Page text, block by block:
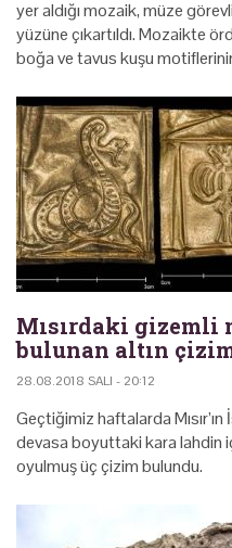
yer aldığı mozaik, müze
yüzüne çıkartıldı. Mozaikte
boğa ve tavus kuşu
Mısırdaki gizemli
bulunan altın
28.08.2018 SALI - 20:12
Geçtiğimiz haftalarda
devasa boyuttaki kara lahdin
oyulmuş üç çizim bulundu.